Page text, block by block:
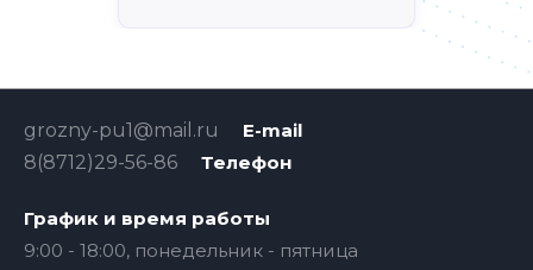
E-mail
grozny-pu1@mail.ru
Телефон
8(8712)29-56-86
График и время работы
9:00 - 18:00, понедельник - пятница